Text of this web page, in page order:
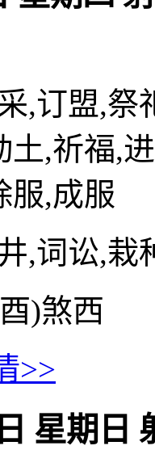
,订盟,
土,祈福,
服,成服
,词讼,栽
)煞西
>>
星期日